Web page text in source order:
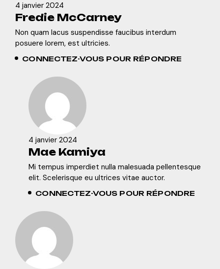
4 janvier 2024
Fredie McCarney
CONNECTEZ-VOUS POUR RÉPONDRE
Non quam lacus suspendisse faucibus interdum
posuere lorem, est ultricies.
4 janvier 2024
Mae Kamiya
CONNECTEZ-VOUS POUR RÉPONDRE
Mi tempus imperdiet nulla malesuada pellentesque
elit. Scelerisque eu ultrices vitae auctor.